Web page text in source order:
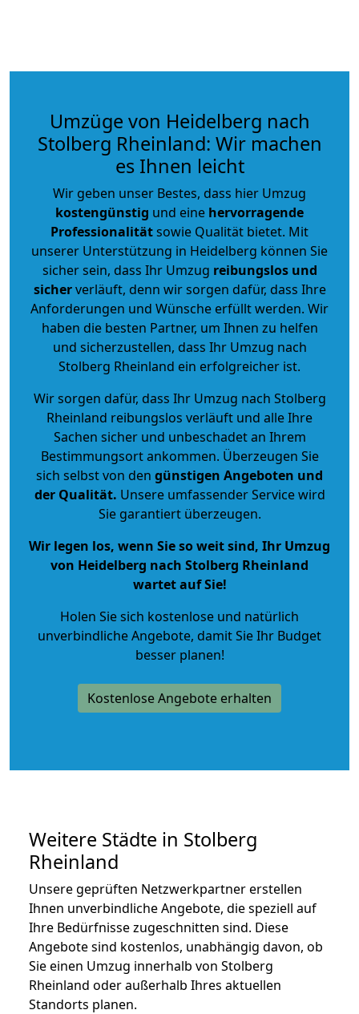
Umzüge von Heidelberg nach
Stolberg Rheinland: Wir machen
es Ihnen leicht
Wir geben unser Bestes, dass hier Umzug
kostengünstig und eine hervorragende
Professionalitätsowie Qualität bietet. Mit
unserer Unterstützung in Heidelberg können Sie
sicher sein, dass Ihr Umzug reibungslos und
sicherverläuft, denn wir sorgen dafür, dass Ihre
Anforderungen und Wünsche erfüllt werden. Wir
haben die besten Partner, um Ihnen zu helfen
und sicherzustellen, dass Ihr Umzug nach
Stolberg Rheinland ein erfolgreicher ist.
Wir sorgen dafür, dass Ihr Umzug nach Stolberg
Rheinland reibungslos verläuft und alle Ihre
Sachen sicher und unbeschadet an Ihrem
Bestimmungsort ankommen. Überzeugen Sie
sich selbst von den günstigen Angeboten und
der Qualität. Unsere umfassender Service wird
Sie garantiert überzeugen.
Wir legen los, wenn Sie so weit sind, Ihr Umzug
von Heidelberg nach Stolberg Rheinland
wartet auf Sie!
Holen Sie sich kostenlose und natürlich
unverbindliche Angebote, damit Sie Ihr Budget
besser planen!
Kostenlose Angebote erhalten
Weitere Städte in Stolberg
Rheinland
Unsere geprüften Netzwerkpartner erstellen
Ihnen unverbindliche Angebote, die speziell auf
Ihre Bedürfnisse zugeschnitten sind. Diese
Angebote sind kostenlos, unabhängig davon, ob
Sie einen Umzug innerhalb von Stolberg
Rheinland oder außerhalb Ihres aktuellen
Standorts planen.